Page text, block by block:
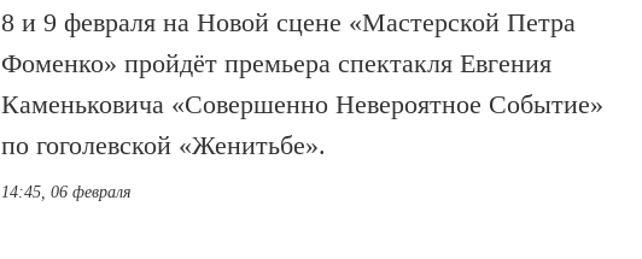
8 и 9 февраля на Новой сцене «Мастерской Петра
Фоменко» пройдёт премьера спектакля Евгения
Каменьковича «Совершенно Невероятное Событие»
по гоголевской «Женитьбе».
14:45, 06 февраля